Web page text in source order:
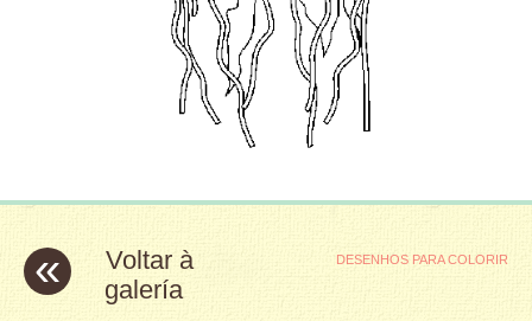
«
Voltar à
galería
DESENHOS PARA COLORIR